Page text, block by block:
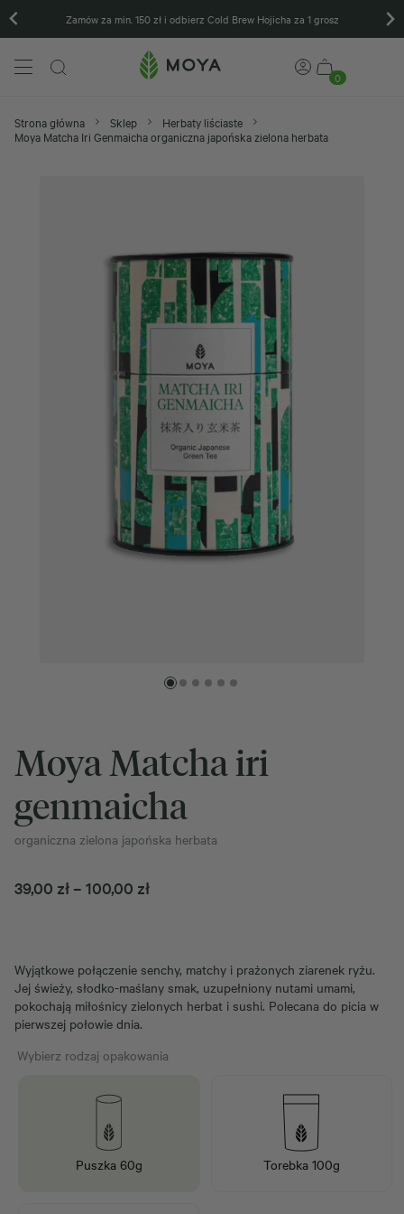
Zamów za min. 150 zł i odbierz Cold Brew Hojicha za 1 grosz
0
Strona główna Sklep
Herbaty liściaste
Moya Matcha Iri Genmaicha organiczna japońska zielona herbata
Moya Matcha iri
genmaicha
organiczna zielona japońska herbata
39,00 zł – 100,00 złZakres
do
100,00 zł
Wyjątkowe połączenie senchy, matchy i prażonych ziarenek ryżu.
Jej świeży, słodko-maślany smak, uzupełniony nutami umami,
pokochają miłośnicy zielonych herbat i sushi. Polecana do picia w
pierwszej połowie dnia.
Wybierz rodzaj opakowania
Puszka 60g Torebka 100g